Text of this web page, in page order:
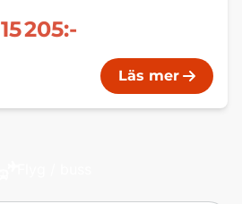
15 205:-
Läs mer